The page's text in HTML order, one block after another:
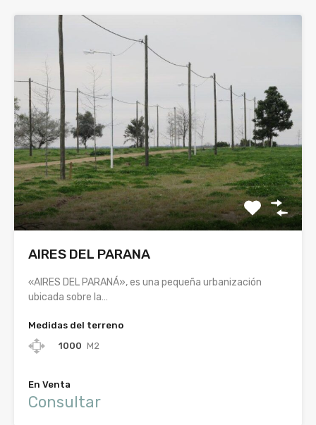
AIRES DEL PARANA
«AIRES DEL PARANÁ», es una pequeña urbanización
ubicada sobre la…
Medidas del terreno
1000 M2
En Venta
Consultar